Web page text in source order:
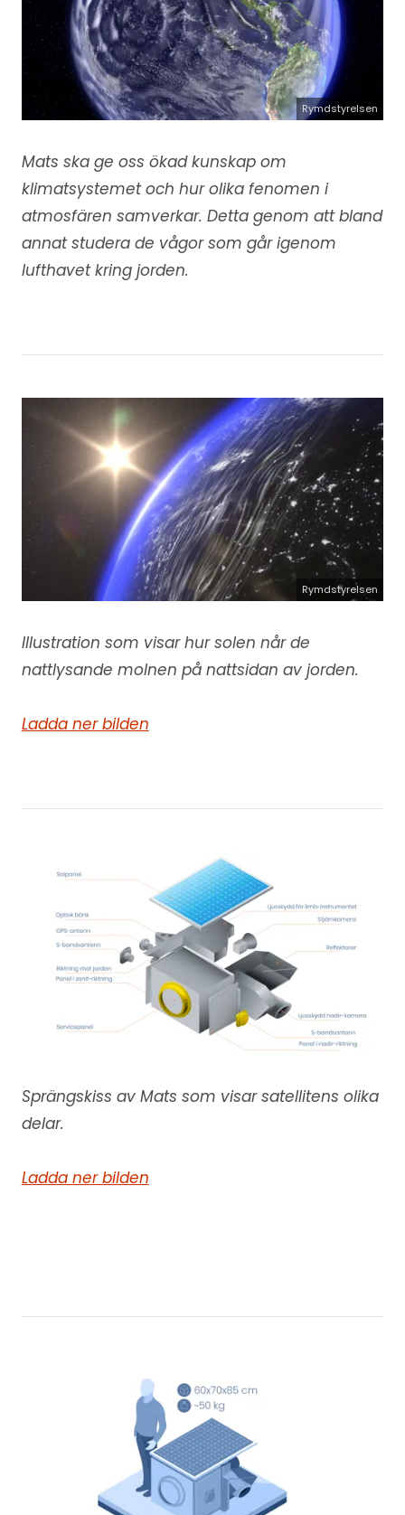
Rymdstyrelsen
Mats ska ge oss ökad kunskap om
klimatsystemet och hur olika fenomen i
atmosfären samverkar. Detta genom att bland
annat studera de vågor som går igenom
lufthavet kring jorden.
Rymdstyrelsen
Illustration som visar hur solen når de
nattlysande molnen på nattsidan av jorden.
Ladda ner bilden
Sprängskiss av Mats som visar satellitens olika
delar.
Ladda ner bilden